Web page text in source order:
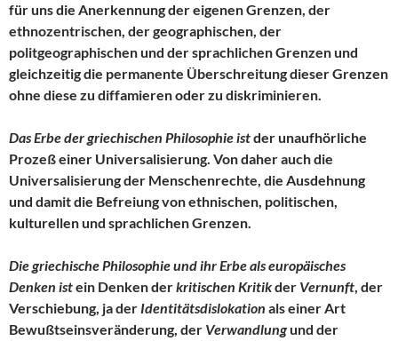
für uns die Anerkennung der eigenen Grenzen, der
ethnozentrischen, der geographischen, der
politgeographischen und der sprachlichen Grenzen und
gleichzeitig die permanente Überschreitung dieser Grenzen
ohne diese zu diffamieren oder zu diskriminieren.
Das Erbe der griechischen Philosophie istder unaufhörliche
Prozeß einer Universalisierung. Von daher auch die
Universalisierung der Menschenrechte, die Ausdehnung
und damit die Befreiung von ethnischen, politischen,
kulturellen und sprachlichen Grenzen.
Die griechische Philosophie und ihr Erbe als europäisches
Denken istein Denken derkritischen Kritikder Vernunft, der
Verschiebung, ja der Identitätsdislokation als einer Art
Bewußtseinsveränderung, der Verwandlungund der